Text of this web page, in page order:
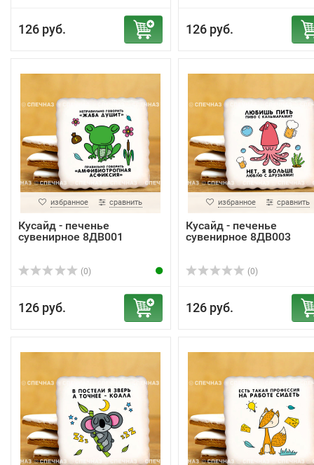
126 руб. 126 руб.
избранное сравнить
Кусайд - печенье
сувенирное 8ДВ001
(0)
126 руб.
избранное сравнить
Кусайд - печенье
сувенирное 8ДВ003
(0)
126 руб.